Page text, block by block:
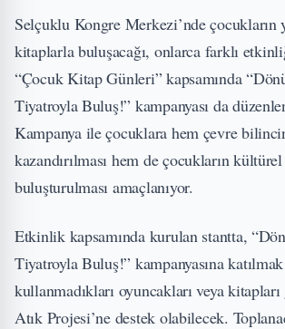
Selçuklu Kongre Merkezi’nde çocukların
kitaplarla buluşacağı, onlarca farklı
“Çocuk Kitap Günleri” kapsamında
Tiyatroyla Buluş!” kampanyası da
Kampanya ile çocuklara hem çevre
kazandırılması hem de çocukların
buluşturulması amaçlanıyor.
Etkinlik kapsamında kurulan stantta,
Tiyatroyla Buluş!” kampanyasına
kullanmadıkları oyuncakları veya kitapları
Atık Projesi’ne destek olabilecek.